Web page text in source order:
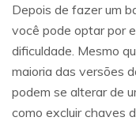
Depois de fazer um
você pode optar por
dificuldade. Mesmo
maioria das versões
podem se alterar de
como excluir chaves